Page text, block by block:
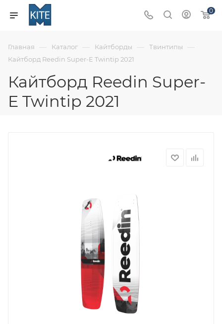
0
Главная — Каталог — Кайтборды — Твинтипы —
Кайтборд Reedin Super-E Twintip 2021
Кайтборд Reedin Super-
E Twintip 2021